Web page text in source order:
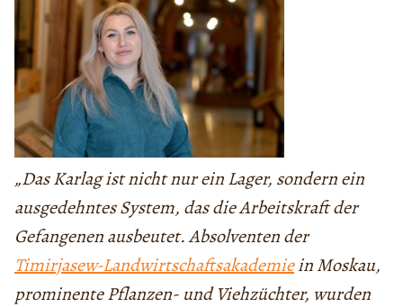
„Das Karlag ist nicht nur ein Lager, sondern ein
ausgedehntes System, das die Arbeitskraft der
Gefangenen ausbeutet. Absolventen der
Timirjasew-Landwirtschaftsakademiein Moskau,
prominente Pflanzen- und Viehzüchter, wurden